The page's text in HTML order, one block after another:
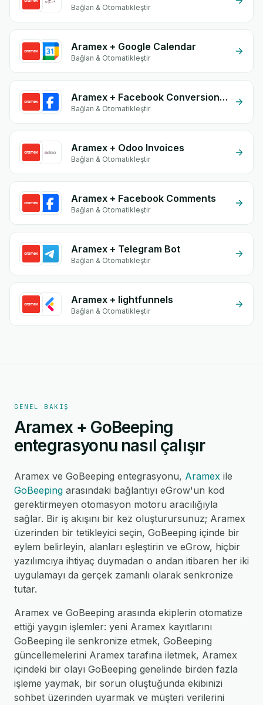
Bağlan & Otomatikleştir
Aramex + Google Calendar
Bağlan & Otomatikleştir
Aramex + Facebook Conversion API (CAPI)
Bağlan & Otomatikleştir
Aramex + Odoo Invoices
Bağlan & Otomatikleştir
Aramex + Facebook Comments
Bağlan & Otomatikleştir
Aramex + Telegram Bot
Bağlan & Otomatikleştir
Aramex + lightfunnels
Bağlan & Otomatikleştir
GENEL BAKIŞ
Aramex + GoBeeping
entegrasyonu nasıl çalışır
Aramex ve GoBeeping entegrasyonu, Aramex ile
GoBeeping arasındaki bağlantıyı eGrow'un kod
gerektirmeyen otomasyon motoru aracılığıyla
sağlar. Bir iş akışını bir kez oluşturursunuz; Aramex
üzerinden bir tetikleyici seçin, GoBeeping içinde bir
eylem belirleyin, alanları eşleştirin ve eGrow, hiçbir
yazılımcıya ihtiyaç duymadan o andan itibaren her iki
uygulamayı da gerçek zamanlı olarak senkronize
tutar.
Aramex ve GoBeeping arasında ekiplerin otomatize
ettiği yaygın işlemler: yeni Aramex kayıtlarını
GoBeeping ile senkronize etmek, GoBeeping
güncellemelerini Aramex tarafına iletmek, Aramex
içindeki bir olayı GoBeeping genelinde birden fazla
işleme yaymak, bir sorun oluştuğunda ekibinizi
sohbet üzerinden uyarmak ve müşteri verilerini